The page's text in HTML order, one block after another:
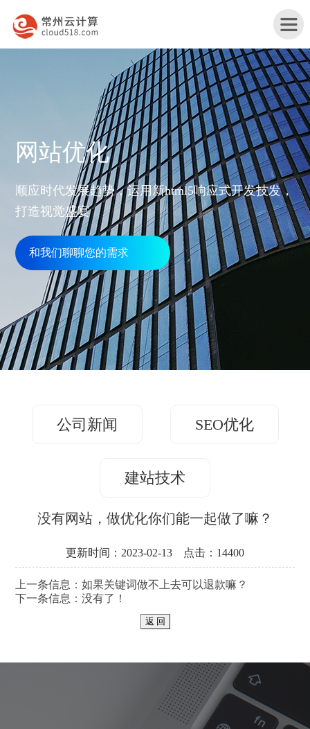
页
品
服
行
解
方
案
网
改
版
务
案
关
于
联
网站优化
顺应时代发展趋势，运用新html5响应式开发技发，
打造视觉盛宴
和我们聊聊您的需求
公司新闻 SEO优化
建站技术
没有网站，做优化你们能一起做了嘛？
更新时间：2023-02-13 点击：14400
上一条信息：如果关键词做不上去可以退款嘛？
下一条信息：没有了！